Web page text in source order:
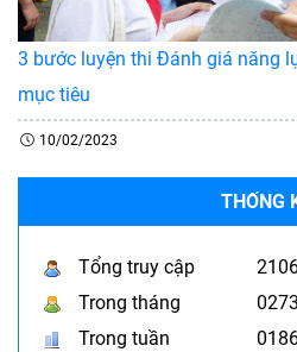
3 bước luyện thi Đánh giá năng
mục tiêu
10/02/2023
THỐNG
Tổng truy cập
Trong tháng
Trong tuần